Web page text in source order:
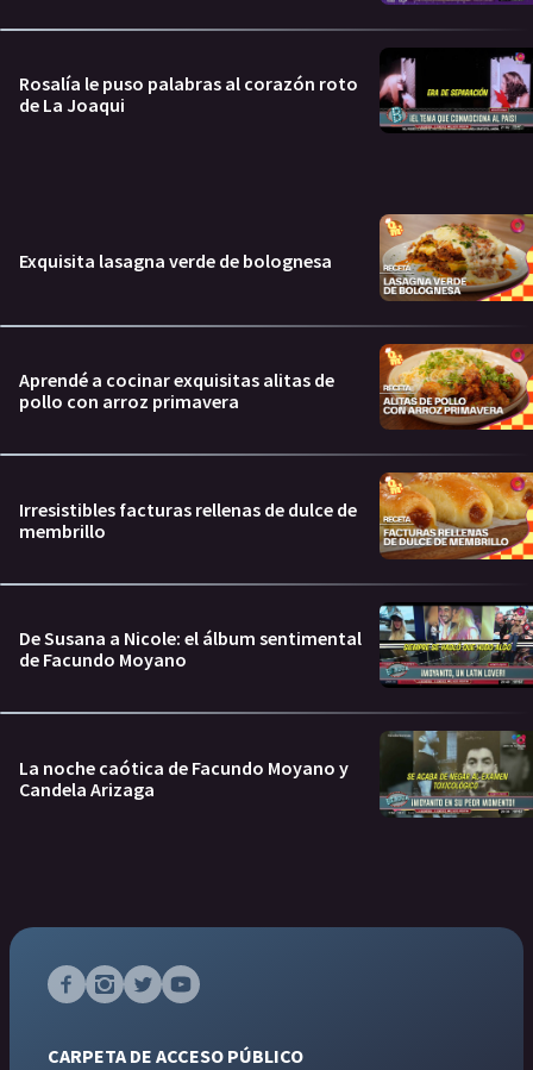
Rosalía le puso palabras al corazón roto
de La Joaqui
Exquisita lasagna verde de bolognesa
Aprendé a cocinar exquisitas alitas de
pollo con arroz primavera
Irresistibles facturas rellenas de dulce de
membrillo
De Susana a Nicole: el álbum sentimental
de Facundo Moyano
La noche caótica de Facundo Moyano y
Candela Arizaga
CARPETA DE ACCESO PÚBLICO